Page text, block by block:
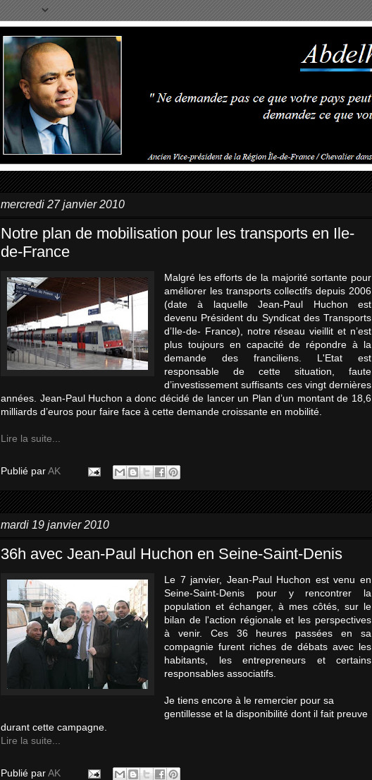
mercredi 27 janvier 2010
Notre plan de mobilisation pour les transports en Ile-
de-France
Malgré les efforts de la majorité sortante pour
améliorer les transports collectifs depuis 2006
(date à laquelle Jean-Paul Huchon est
devenu Président du Syndicat des Transports
d’Ile-de- France), notre réseau vieillit et n’est
plus toujours en capacité de répondre à la
demande des franciliens. L'Etat est
responsable de cette situation, faute
d’investissement suffisants ces vingt dernières
années. Jean-Paul Huchon a donc décidé de lancer un Plan d’un montant de 18,6
milliards d’euros pour faire face à cette demande croissante en mobilité.
Lire la suite...
Publié parAK
mardi 19 janvier 2010
36h avec Jean-Paul Huchon en Seine-Saint-Denis
Le 7 janvier, Jean-Paul Huchon est venu en
Seine-Saint-Denis pour y rencontrer la
population et échanger, à mes côtés, sur le
bilan de l'action régionale et les perspectives
à venir. Ces 36 heures passées en sa
compagnie furent riches de débats avec les
habitants, les entrepreneurs et certains
responsables associatifs.
Je tiens encore à le remercier pour sa
gentillesse et la disponibilité dont il fait preuve
durant cette campagne.
Lire la suite...
Publié parAK